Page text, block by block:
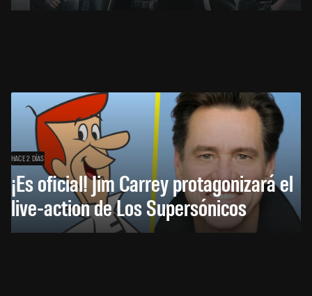
HACE 2 DÍAS
¡Es oficial! Jim Carrey protagonizará el
live-action de Los Supersónicos